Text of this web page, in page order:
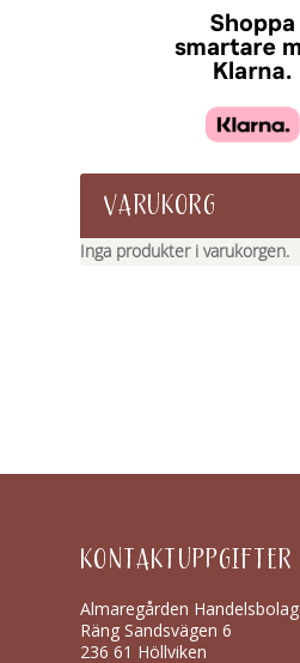
VARUKORG
Inga produkter i varukorgen.
KONTAKTUPPGIFTER
Almaregården Handelsbolag
Räng Sandsvägen 6
236 61 Höllviken